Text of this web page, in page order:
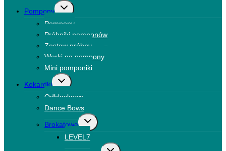
Pompony Przełącz
menu
podrzędne
Pompony
Próbniki pomponów
Zestaw próbny
Worki na pompony
Mini pomponiki
Kokardki Przełącz
podrzędne
Odblaskowe
Dance Bows
Brokatowe Przełącz
menu
podrzędne
LEVEL7
Przełącz